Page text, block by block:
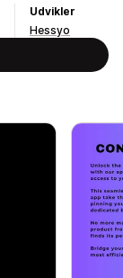
Udvikler
Hessyo